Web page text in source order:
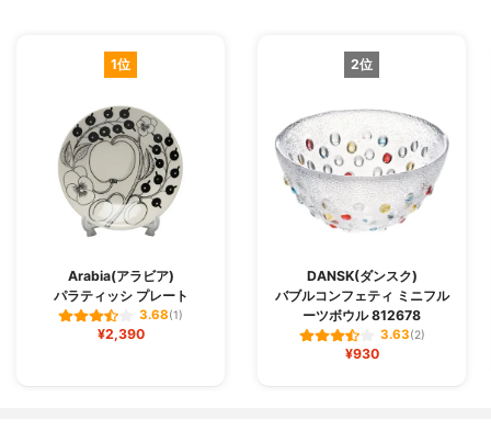
1位
Arabia(アラビア)
パラティッシ プレート
3.68(1)
¥2,390
2位
DANSK(ダンスク)
バブルコンフェティ ミニフル
ーツボウル 812678
3.63(2)
¥930